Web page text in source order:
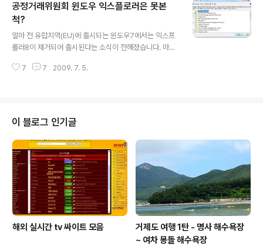
직은 많은 부분이 부족했습니다. 되기는 되는데 실용성은
없는 그런 상태라는거죠. 티맥스 측에서는 오는 10월 베타
오픈 때까지 이런 부분을 최적화 할계획이라고 밝혔습니
다. 오늘 행사는뭐 대단한거 이뤄낸걸 발표했다기 보다는
다는 점에 의의를 두는게 좋을것 같습니다. 이제 이런것을
공정거래위원회 윈도우 익스플로러은 못본
척?
얼마 전 유럽지역(EU)에 출시되는 윈도우7에서는 익스프
롤러8이 제거되어 출시된다는 소식이 전해졌습니다. 마이
부과하고 시정명령을 내릴 것이라는 전망에 논란을 잠재우
이크로소프트의 독과점에의한 불공정 거래 시정 명령이 내
려진 상태입니다. 바로 Windows Messenger와 Wind
ows Media Player에 대한 시정조치인데요. 공정거래위
원회에서는 윈도우에서 이 두 프로그램을 없이 윈도우를
출시하던지, 아니면 프로그램을 그대로 두고 경쟁 프로그
램을 안내하는 링크를 포함시키든지 하라..
7 7 2009. 7. 5.
이 블로그 인기글
해외 실시간 tv 싸이트 모음
거제도 여행 1탄 - 명사 해수욕장
~ 여차 몽돌 해수욕장